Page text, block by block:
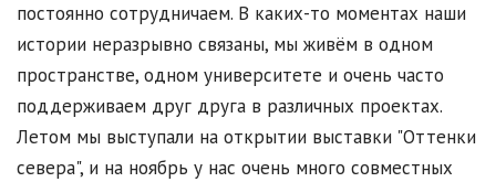
постоянно сотрудничаем. В каких-то моментах наши
истории неразрывно связаны, мы живём в одном
пространстве, одном университете и очень часто
поддерживаем друг друга в различных проектах.
Летом мы выступали на открытии выставки "Оттенки
севера", и на ноябрь у нас очень много совместных